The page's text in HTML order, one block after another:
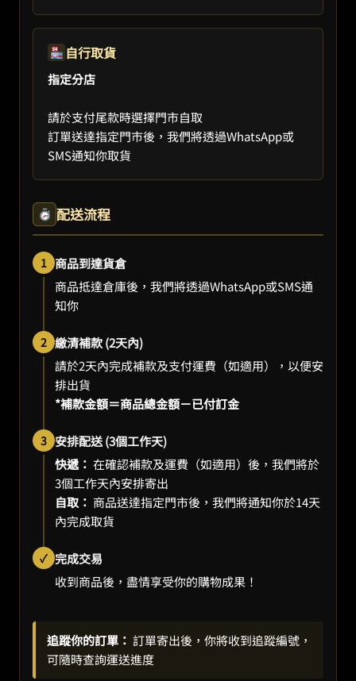
自行取貨
指定分店
請於支付尾款時選擇門市自取
訂單送達指定門市後，我們將透過WhatsApp或
SMS通知你取貨
配送流程
1 商品到達貨倉
商品抵達倉庫後，我們將透過WhatsApp或SMS通
知你
2 繳清補款 (2天內)
請於2天內完成補款及支付運費（如適用），以便安
排出貨
*補款金額＝商品總金額－已付訂金
3 安排配送 (3個工作天)
快遞： 在確認補款及運費（如適用）後，我們將於
3個工作天內安排寄出
自取： 商品送達指定門市後，我們將通知你於14天
內完成取貨
✓ 完成交易
收到商品後，盡情享受你的購物成果！
追蹤你的訂單： 訂單寄出後，你將收到追蹤編號，
可隨時查詢運送進度